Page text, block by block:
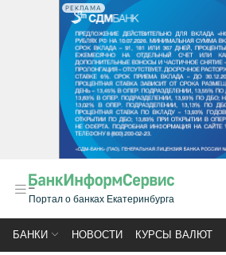
РЕКЛАМА
Портал о банках Екатеринбурга
БАНКИ НОВОСТИ КУРСЫ ВАЛЮТ